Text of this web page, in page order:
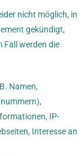
nicht möglich, in
gekündigt,
Fall werden die
Namen,
IP-
Interesse an